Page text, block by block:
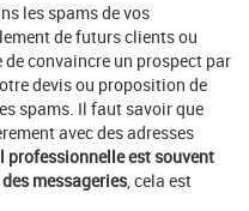
les spams de vos
de futurs clients ou
convaincre un prospect par
devis ou proposition de
spams. Il faut savoir que
avec des adresses
professionnelle est souvent
messageries, cela est